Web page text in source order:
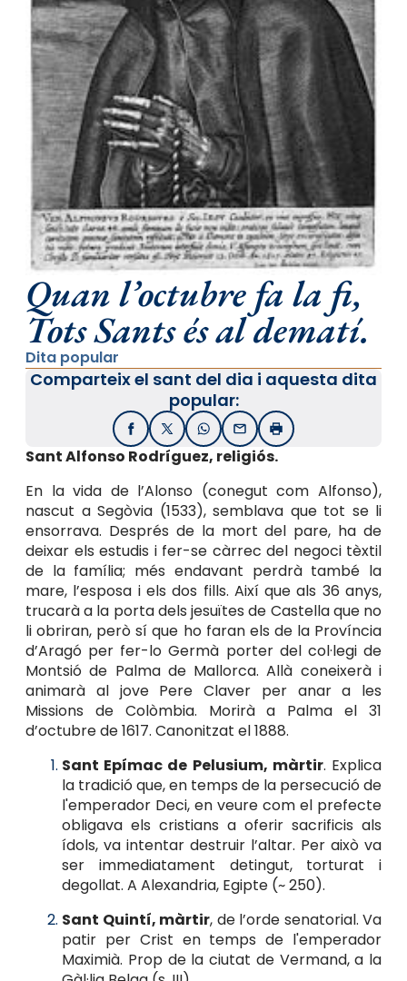
Quan l’octubre fa la fi,
Tots Sants és al dematí.
Dita popular
Comparteix el sant del dia i aquesta dita
popular:
FacebookX / TwitterWhatsApp
EmailImprimir
Sant Alfonso Rodríguez, religiós.
En la vida de l’Alonso (conegut com Alfonso),
nascut a Segòvia (1533), semblava que tot se li
ensorrava. Després de la mort del pare, ha de
deixar els estudis i fer-se càrrec del negoci tèxtil
de la família; més endavant perdrà també la
mare, l’esposa i els dos fills. Així que als 36 anys,
trucarà a la porta dels jesuïtes de Castella que no
li obriran, però sí que ho faran els de la Província
d’Aragó per fer-lo Germà porter del col·legi de
Montsió de Palma de Mallorca. Allà coneixerà i
animarà al jove Pere Claver per anar a les
Missions de Colòmbia. Morirà a Palma el 31
d’octubre de 1617. Canonitzat el 1888.
Sant Epímac de Pelusium, màrtir. Explica
la tradició que, en temps de la persecució de
l'emperador Deci, en veure com el prefecte
obligava els cristians a oferir sacrificis als
ídols, va intentar destruir l’altar. Per això va
ser immediatament detingut, torturat i
degollat. A Alexandria, Egipte (~ 250).
Sant Quintí, màrtir, de l’orde senatorial. Va
patir per Crist en temps de l'emperador
Maximià. Prop de la ciutat de Vermand, a la